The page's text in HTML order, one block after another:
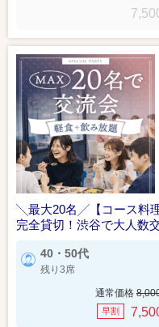
╲最大20名╱【コース料理
完全貸切！渋谷で大人数
40・50代
残り3席
通常価格
早割